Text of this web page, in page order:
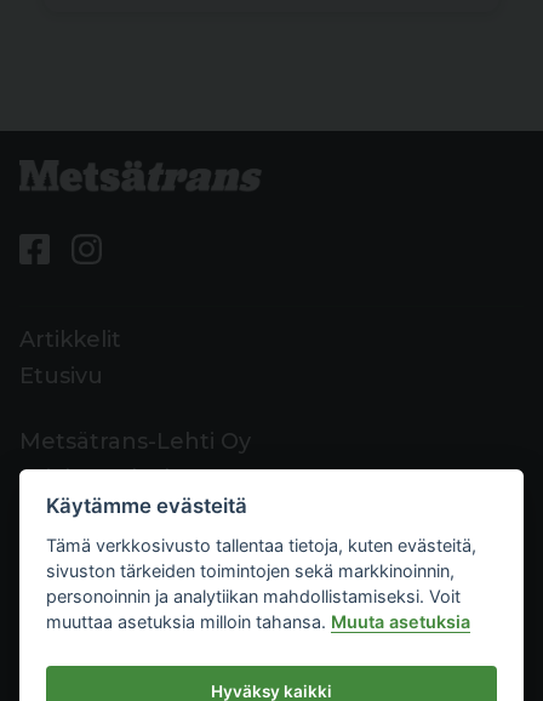
Artikkelit
Etusivu
Metsätrans-Lehti Oy
Asiakaspalvelu
Yhteystiedot
Palaute
Mediakortti
Metsätrans-Lehti Oy
Käytämme evästeitä
Tämä verkkosivusto tallentaa tietoja, kuten evästeitä,
sivuston tärkeiden toimintojen sekä markkinoinnin,
personoinnin ja analytiikan mahdollistamiseksi. Voit
muuttaa asetuksia milloin tahansa. Muuta asetuksia
Hyväksy kaikki